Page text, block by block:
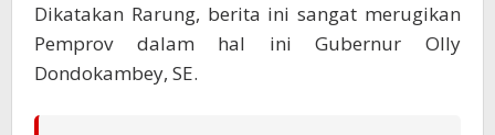
Dikatakan Rarung, berita ini sangat merugikan
Pemprov dalam hal ini Gubernur Olly
Dondokambey, SE.